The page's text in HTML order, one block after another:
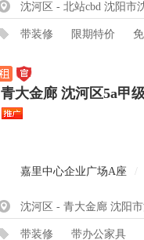
沈河区 - 北站cbd 沈阳市
带装修 限期特价
青大金廊 沈河区5a甲
嘉里中心企业广场A座 /
沈河区 - 青大金廊 沈阳
带装修 带办公家具